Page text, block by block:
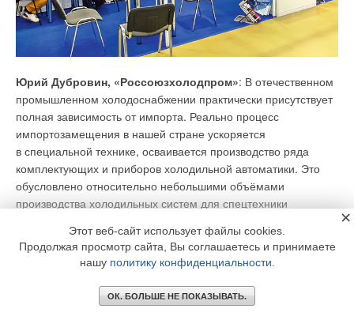
Юрий Дубровин, «Россоюзхолодпром»: В отечественном
промышленном холодоснабжении практически присутствует
полная зависимость от импорта. Реально процесс
импортозамещения в нашей стране ускоряется
в специальной технике, осваивается производство ряда
комплектующих и приборов холодильной автоматики. Это
обусловлено относительно небольшими объёмами
производства холодильных систем для спецтехники
Непростая ситуация в области производства отечественной
криогенной техники, в частности, установок разделения
воздуха методом низкотемпературной ректификации,
особенно в линейке малых и средних по производительности
Qотр = [kобщ(tв — tнр)VотКкомп — qбытAот]10–3 =
[0,505×(20 + 26)×900×0,9–10×300]×10–3 = 15,8 кВт.
То же, что и на рис. 1 в [7] — красная точка для здания
объёмом 300 м³. Следовательно, помимо того, что
неправильно были определены коэффициент
теплопередачи ограждений здания и удельная величина
бытовых теплопоступлений, при определении мощности
системы отопления не была учтена составляющая теплового
баланса здания — расход теплоты на нагрев наружного
воздуха для вентиляции квартир. А значит все последующие
расчёты в статье [7] также некорректны.
Этот веб-сайт использует файлы cookies.
Продолжая просмотр сайта, Вы соглашаетесь и принимаете
нашу политику конфиденциальности
ОК. БОЛЬШЕ НЕ ПОКАЗЫВАТЬ.
×